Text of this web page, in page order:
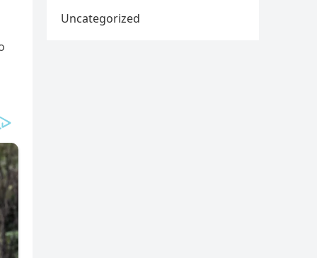
Uncategorized